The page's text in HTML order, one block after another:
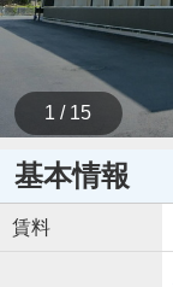
1 / 15
基本情報
賃料